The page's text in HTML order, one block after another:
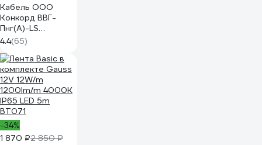
Кабель ООО
Конкорд ВВГ-
Пнг(А)-LS
3x2,5ок(N, PE) -
0,66 (100м) Бухта
100м 4663
4.4(65)
-34%
1 870 ₽2 850 ₽